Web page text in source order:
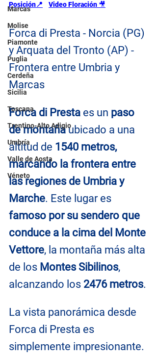
Marcas
Molise
Piamonte
Puglia
Cerdeña
Sicilia
Toscana
Trentino-Alto Adigio
Umbría
Valle de Aosta
Véneto
Posición📍 Video Floración 🎥
Forca di Presta - Norcia (PG)
y Arquata del Tronto (AP) -
Frontera entre Umbria y
Marcas
Forca di Presta es un paso
de montaña ubicado a una
altitud de 1540 metros,
marcando la frontera entre
las regiones de Umbria y
Marche. Este lugar es
famoso por su sendero que
conduce a la cima del Monte
Vettore, la montaña más alta
de los Montes Sibilinos,
alcanzando los 2476 metros.
La vista panorámica desde
Forca di Presta es
simplemente impresionante.